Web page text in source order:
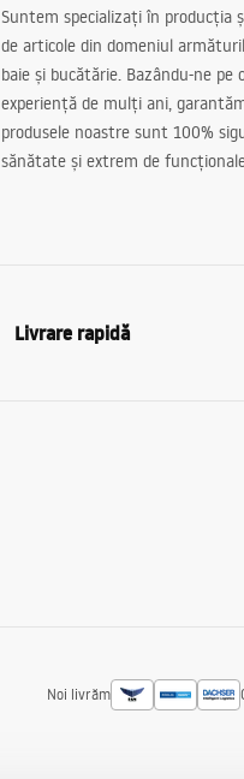
Suntem specializați în producția
de articole din domeniul
baie și bucătărie. Bazându-ne pe
experiență de mulți ani,
produsele noastre sunt 100%
sănătate și extrem de
Livrare rapidă
Noi livrăm